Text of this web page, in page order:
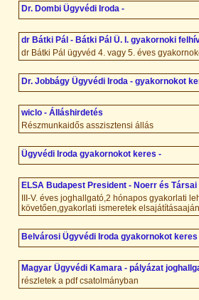
Dr. Dombi Ügyvédi Iroda -
dr Bátki Pál - Bátki Pál Ü. I. gyakornoki
dr Bátki Pál ügyvéd 4. vagy 5. éves
Dr. Jobbágy Ügyvédi Iroda - gyakornokot
wiclo - Álláshirdetés
Részmunkaidős asszisztensi állás
Ügyvédi Iroda gyakornokot keres -
ELSA Budapest President - Noerr és
III-V. éves joghallgató,2 hónapos gyakorlati
követően,gyakorlati ismeretek
Belvárosi Ügyvédi Iroda gyakornokot keres
Magyar Ügyvédi Kamara - pályázat
részletek a pdf csatolmányban